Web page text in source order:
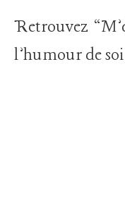
Retrouvez
l’humour de